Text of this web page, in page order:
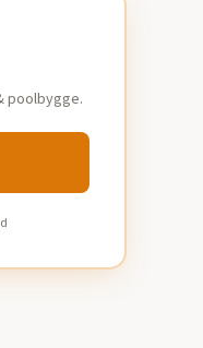
poolbygge.